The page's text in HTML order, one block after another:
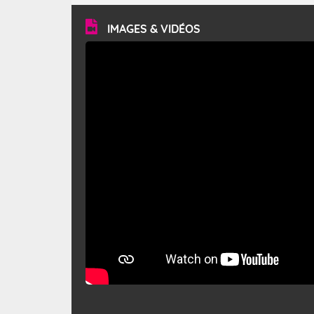
vitesse moyenne de 50 km/h et atteindre 80 à 100 km/h
en rafales, parfois davantage. Il parcourt la basse vallée
du Rhône et la Provence et envahit le littoral
méditerranéen à partir de la Camargue.
IMAGES & VIDÉOS